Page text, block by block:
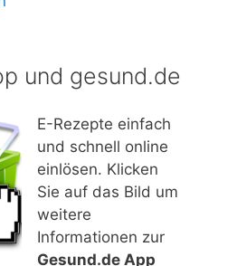
und gesund.de
E-Rezepte einfach
und schnell online
einlösen. Klicken
Sie auf das Bild um
weitere
Informationen zur
Gesund.de App